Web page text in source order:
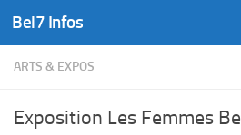
Skip to content
Bel7 Infos
ARTS & EXPOS
Exposition Les Femmes